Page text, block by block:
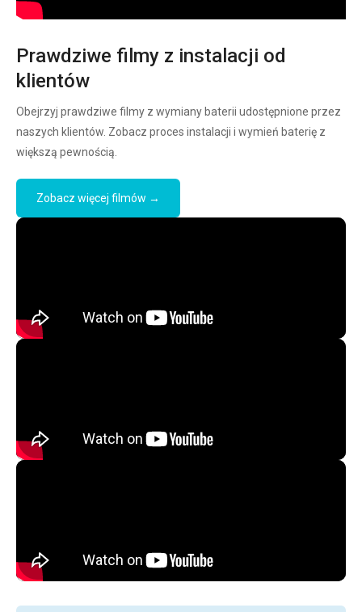
Prawdziwe filmy z instalacji od
klientów
Obejrzyj prawdziwe filmy z wymiany baterii udostępnione przez
naszych klientów. Zobacz proces instalacji i wymień baterię z
większą pewnością.
Zobacz więcej filmów →